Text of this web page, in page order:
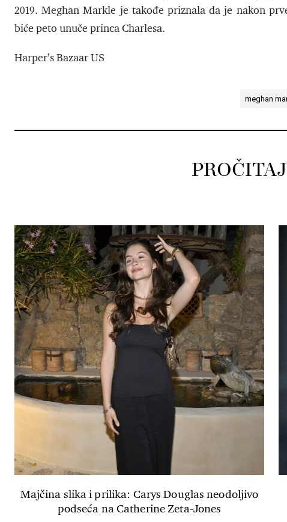
2019. Meghan Markle je takođe priznala da je nakon
biće peto unuče princa Charlesa.
Harper’s Bazaar US
meghan
Majčina slika i prilika: Carys Douglas neodoljivo
podseća na Catherine Zeta-Jones